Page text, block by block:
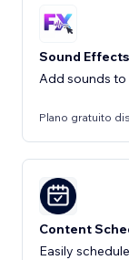
Sound Effects
Add sounds to
Plano gratuito
Content
Easily